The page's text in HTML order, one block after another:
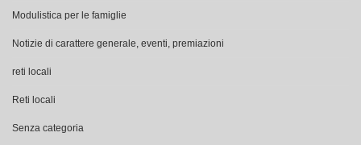
Modulistica per le famiglie
Notizie di carattere generale, eventi, premiazioni
reti locali
Reti locali
Senza categoria